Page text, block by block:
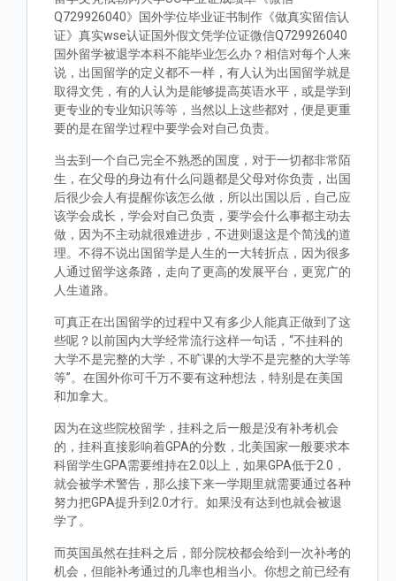
Q729926040》国外学位毕业证书制作《做真实留信认
证》真实wse认证国外假文凭学位证微信Q729926040
国外留学被退学本科不能毕业怎么办？相信对每个人来
说，出国留学的定义都不一样，有人认为出国留学就是
取得文凭，有的人认为是能够提高英语水平，或是学到
更专业的专业知识等等，当然以上这些都对，便是更重
要的是在留学过程中要学会对自己负责。
当去到一个自己完全不熟悉的国度，对于一切都非常陌
生，在父母的身边有什么问题都是父母对你负责，出国
后很少会人有提醒你该怎么做，所以出国以后，自己应
该学会成长，学会对自己负责，要学会什么事都主动去
做，因为不主动就很难进步，不进则退这是个简浅的道
理。不得不说出国留学是人生的一大转折点，因为很多
人通过留学这条路，走向了更高的发展平台，更宽广的
人生道路。
可真正在出国留学的过程中又有多少人能真正做到了这
些呢？以前国内大学经常流行这样一句话，“不挂科的
大学不是完整的大学，不旷课的大学不是完整的大学等
等”。在国外你可千万不要有这种想法，特别是在美国
和加拿大。
因为在这些院校留学，挂科之后一般是没有补考机会
的，挂科直接影响着GPA的分数，北美国家一般要求本
科留学生GPA需要维持在2.0以上，如果GPA低于2.0，
就会被学术警告，那么接下来一学期里就需要通过各种
努力把GPA提升到2.0才行。如果没有达到也就会被退
学了。
而英国虽然在挂科之后，部分院校都会给到一次补考的
机会，但能补考通过的几率也相当小。你想之前已经有